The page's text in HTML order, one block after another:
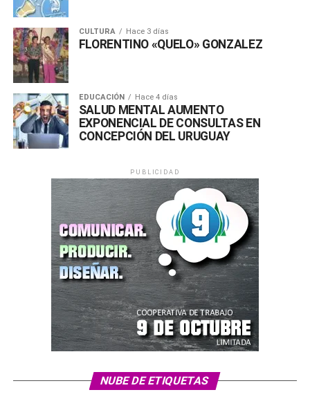
CULTURA Hace 3 días
FLORENTINO «QUELO» GONZALEZ
EDUCACIÓN Hace 4 días
SALUD MENTAL AUMENTO
EXPONENCIAL DE CONSULTAS EN
CONCEPCIÓN DEL URUGUAY
PUBLICIDAD
NUBE DE ETIQUETAS